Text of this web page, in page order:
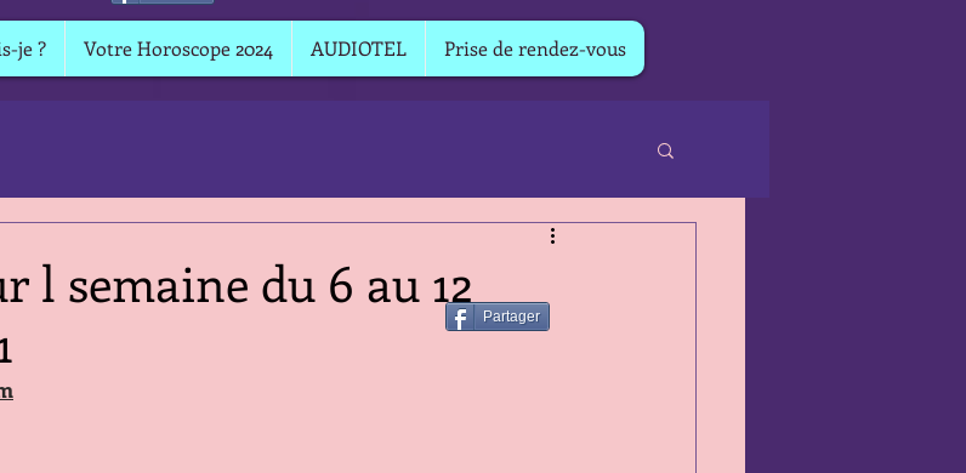
je ? Votre Horoscope 2024 AUDIOTEL Prise de rendez-vous
l semaine du 6 au 12
Partager